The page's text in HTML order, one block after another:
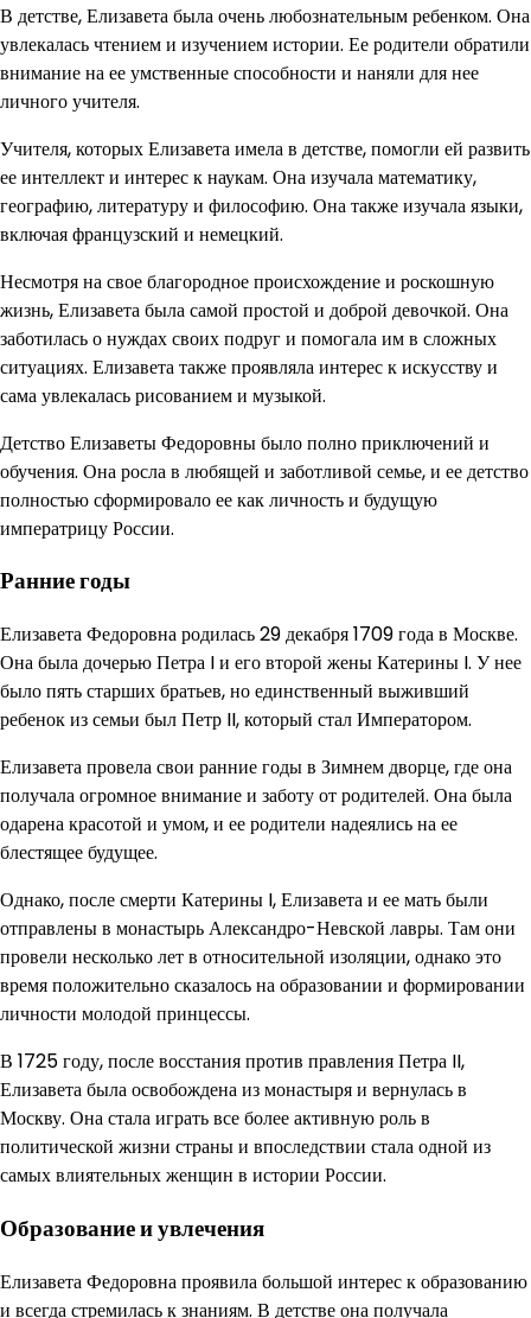
В детстве, Елизавета была очень любознательным ребенком. Она
увлекалась чтением и изучением истории. Ее родители обратили
внимание на ее умственные способности и наняли для нее
личного учителя.
Учителя, которых Елизавета имела в детстве, помогли ей развить
ее интеллект и интерес к наукам. Она изучала математику,
географию, литературу и философию. Она также изучала языки,
включая французский и немецкий.
Несмотря на свое благородное происхождение и роскошную
жизнь, Елизавета была самой простой и доброй девочкой. Она
заботилась о нуждах своих подруг и помогала им в сложных
ситуациях. Елизавета также проявляла интерес к искусству и
сама увлекалась рисованием и музыкой.
Детство Елизаветы Федоровны было полно приключений и
обучения. Она росла в любящей и заботливой семье, и ее детство
полностью сформировало ее как личность и будущую
императрицу России.
Ранние годы
Елизавета Федоровна родилась 29 декабря 1709 года в Москве.
Она была дочерью Петра I и его второй жены Катерины I. У нее
было пять старших братьев, но единственный выживший
ребенок из семьи был Петр II, который стал Императором.
Елизавета провела свои ранние годы в Зимнем дворце, где она
получала огромное внимание и заботу от родителей. Она была
одарена красотой и умом, и ее родители надеялись на ее
блестящее будущее.
Однако, после смерти Катерины I, Елизавета и ее мать были
отправлены в монастырь Александро-Невской лавры. Там они
провели несколько лет в относительной изоляции, однако это
время положительно сказалось на образовании и формировании
личности молодой принцессы.
В 1725 году, после восстания против правления Петра II,
Елизавета была освобождена из монастыря и вернулась в
Москву. Она стала играть все более активную роль в
политической жизни страны и впоследствии стала одной из
самых влиятельных женщин в истории России.
Образование и увлечения
Елизавета Федоровна проявила большой интерес к образованию
и всегда стремилась к знаниям. В детстве она получала